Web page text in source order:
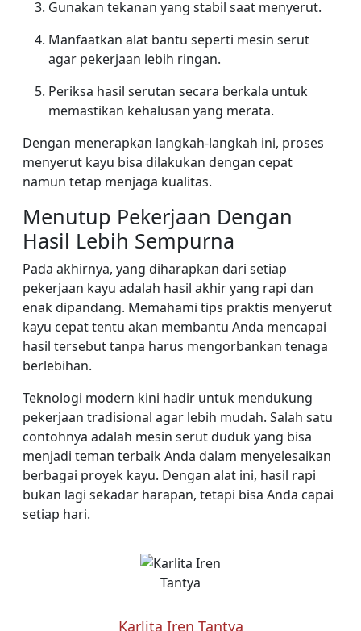
Gunakan tekanan yang stabil saat menyerut.
Manfaatkan alat bantu seperti mesin serut
agar pekerjaan lebih ringan.
Periksa hasil serutan secara berkala untuk
memastikan kehalusan yang merata.
Dengan menerapkan langkah-langkah ini, proses
menyerut kayu bisa dilakukan dengan cepat
namun tetap menjaga kualitas.
Menutup Pekerjaan Dengan
Hasil Lebih Sempurna
Pada akhirnya, yang diharapkan dari setiap
pekerjaan kayu adalah hasil akhir yang rapi dan
enak dipandang. Memahami tips praktis menyerut
kayu cepat tentu akan membantu Anda mencapai
hasil tersebut tanpa harus mengorbankan tenaga
berlebihan.
Teknologi modern kini hadir untuk mendukung
pekerjaan tradisional agar lebih mudah. Salah satu
contohnya adalah mesin serut duduk yang bisa
menjadi teman terbaik Anda dalam menyelesaikan
berbagai proyek kayu. Dengan alat ini, hasil rapi
bukan lagi sekadar harapan, tetapi bisa Anda capai
setiap hari.
Karlita Iren Tantya